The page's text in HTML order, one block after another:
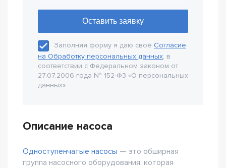
Заполняя форму я даю своё Согласие
на Обработку персональных данных, в
соответствии с Федеральном законом от
27.07.2006 года № 152-Ф3 «О персональных
данных».
Описание насоса
Одноступенчатые насосы — это обширная
группа насосного оборудования, которая